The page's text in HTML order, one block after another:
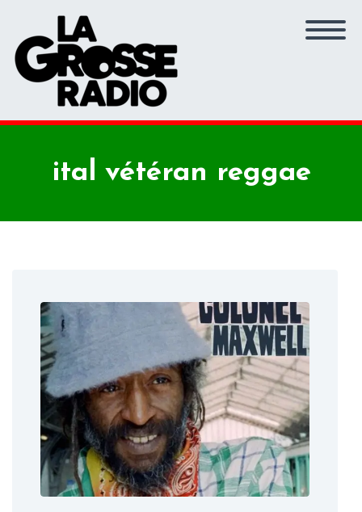
ital vétéran reggae